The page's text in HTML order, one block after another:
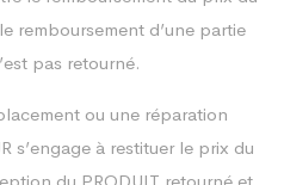
remboursement d’une partie
pas retourné.
ou une réparation
s’engage à restituer le prix du